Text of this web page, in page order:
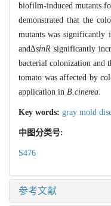
biofilm-induced mutants
demonstrated that the
mutants was significantly
and∆sinR significantly
bacterial colonization and
tomato was affected by
application in B.cinerea.
Key words: gray mold
中图分类号:
S476
参考文献